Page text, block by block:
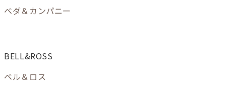
ベダ＆カンパニー
BELL&ROSS
ベル＆ロス